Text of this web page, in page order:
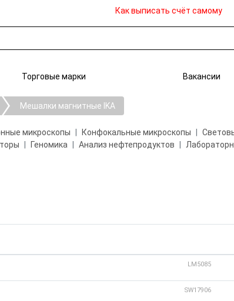
Как выписать счёт самому
Торговые марки Вакансии
Мешалки магнитные IKA
микроскопы Конфокальные микроскопы
Геномика Анализ нефтепродуктов
LM5085
SW17906